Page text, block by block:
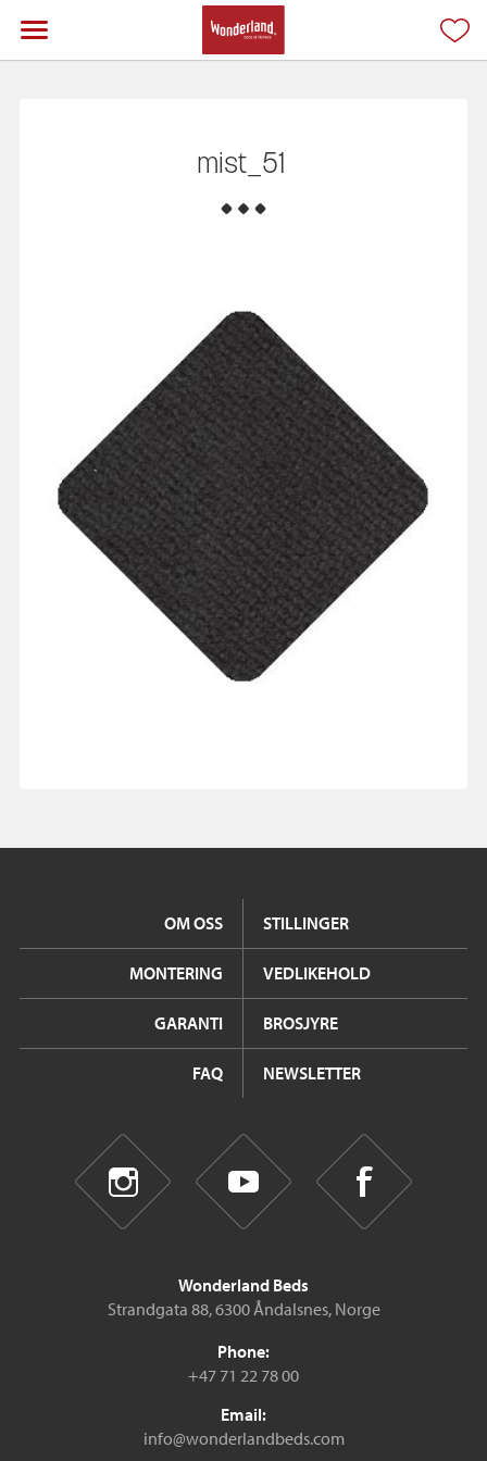
mist_51
OM OSS STILLINGER
MONTERING VEDLIKEHOLD
GARANTI BROSJYRE
FAQ NEWSLETTER
Wonderland Beds
Strandgata 88, 6300 Åndalsnes, Norge
Phone:
+47 71 22 78 00
Email:
info@wonderlandbeds.com